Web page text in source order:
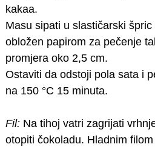
kakaa.
Masu sipati u slastičarski
obložen papirom za pečenje
promjera oko 2,5 cm.
Ostaviti da odstoji pola sata i
na 150 °C 15 minuta.
Fil:Na tihoj vatri zagrijati
otopiti čokoladu. Hladnim